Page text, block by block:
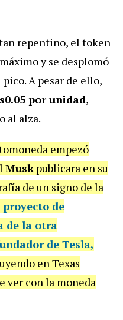
repentino, el token
y se desplomó
A pesar de ello,
por unidad,
al alza.
empezó
Muskpublicara en su
de un signo de la
proyecto de
de la otra
de Tesla,
en Texas
ver con la moneda